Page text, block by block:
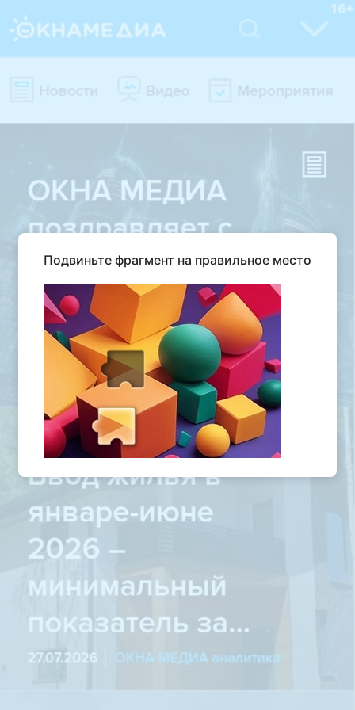
Подвиньте фрагмент на правильное место